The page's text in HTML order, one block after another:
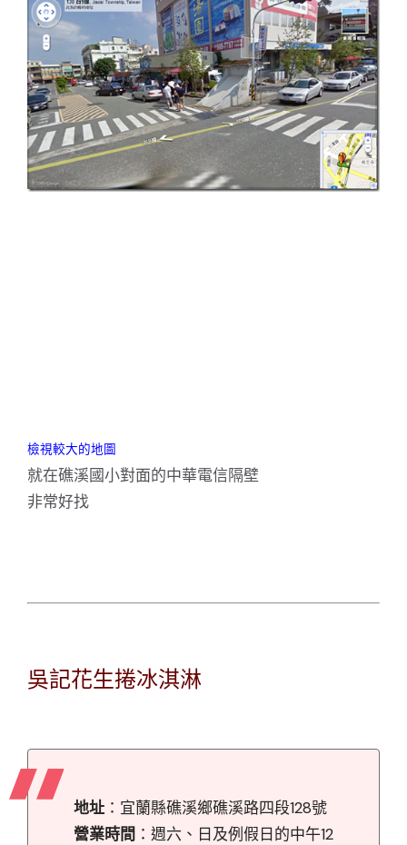
檢視較大的地圖
就在礁溪國小對面的中華電信隔壁
非常好找
吳記花生捲冰淇淋
地址 ：宜蘭縣礁溪鄉礁溪路四段128號
營業時間 ：週六、日及例假日的中午12